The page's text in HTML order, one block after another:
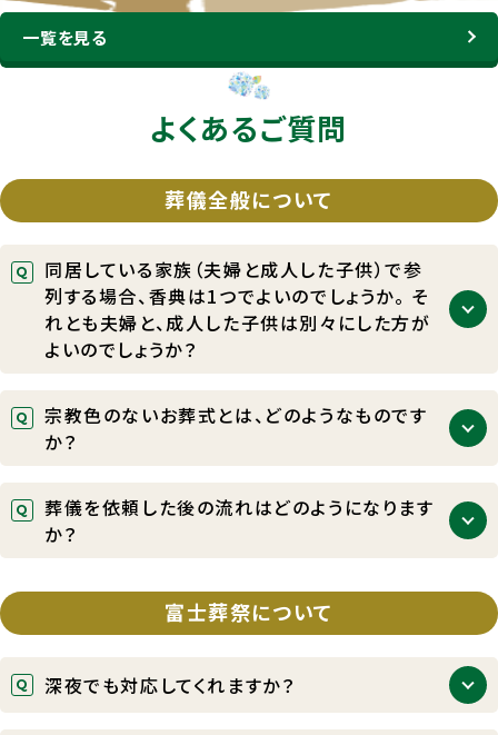
一覧を見る
よくあるご質問
葬儀全般について
同居している家族（夫婦と成人した子供）で参
列する場合、香典は1つでよいのでしょうか。 そ
れとも夫婦と、成人した子供は別々にした方が
よいのでしょうか？
香典は、家単位を基本としますので、１つでよろしい
かと思います。
宗教色のないお葬式とは、どのようなものです
か？
お客さまのご希望に合わせた、形式にとらわれないご
葬儀のことです。例えば、故人さまがお好きだった音
楽を流したり、故人さまに向けて手紙を読み上げる
士葬祭でも承っておりますので、まずはお問い合わせ
葬儀を依頼した後の流れはどのようになります
か？
迎え～ご遺体のご安置～ご葬儀のお打合せ～日程決
定～ご葬儀」となります。私達にご依頼後は、経験豊
富なスタッフが丁寧に流れを説明し、しっかりと誘導
させていただきますのでどうぞご安心ください。
富士葬祭について
深夜でも対応してくれますか？